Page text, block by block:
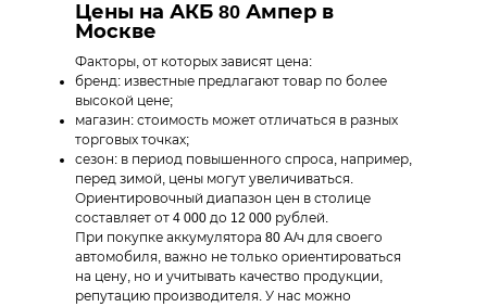
Цены на АКБ 80 Ампер в
Москве
Факторы, от которых зависят цена:
бренд: известные предлагают товар по более
высокой цене;
магазин: стоимость может отличаться в разных
торговых точках;
сезон: в период повышенного спроса, например,
перед зимой, цены могут увеличиваться.
Ориентировочный диапазон цен в столице
составляет от 4 000 до 12 000 рублей.
При покупке аккумулятора 80 А/ч для своего
автомобиля, важно не только ориентироваться
на цену, но и учитывать качество продукции,
репутацию производителя. У нас можно